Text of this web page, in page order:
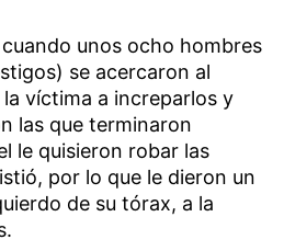
unos ocho hombres
se acercaron al
víctima a increparlos y
las que terminaron
le quisieron robar las
por lo que le dieron un
de su tórax, a la